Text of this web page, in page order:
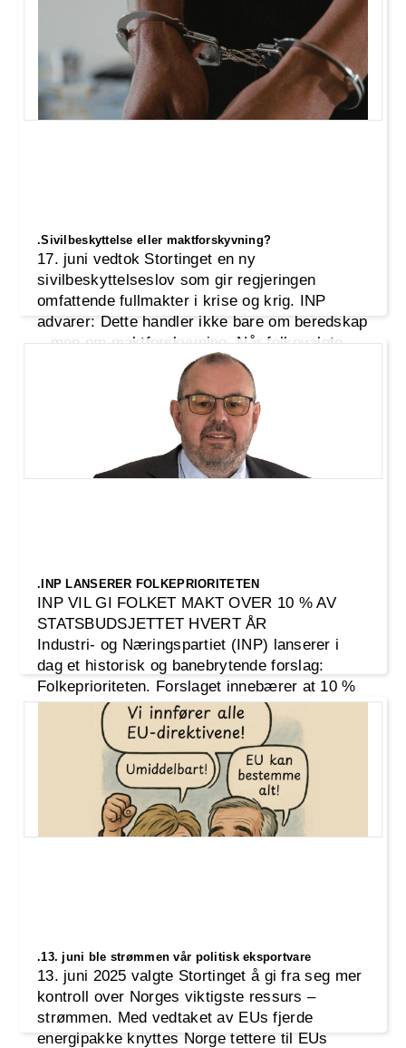
Dette er mer enn en seier for INP – det er en
seier for rettferdighet, likebehandling og tilliten
til demokratiet.
.Sivilbeskyttelse eller maktforskyvning?
17. juni vedtok Stortinget en ny
sivilbeskyttelseslov som gir regjeringen
omfattende fullmakter i krise og krig. INP
advarer: Dette handler ikke bare om beredskap
– men om maktforskyvning. Når folkevalgte
settes på sidelinjen og tiltak kan innføres uten
innsyn, står rettssikkerheten og demokratisk
.INP LANSERER FOLKEPRIORITETEN
INP VIL GI FOLKET MAKT OVER 10 % AV
STATSBUDSJETTET HVERT ÅR
Industri- og Næringspartiet (INP) lanserer i
dag et historisk og banebrytende forslag:
Folkeprioriteten. Forslaget innebærer at 10 %
av statsbudsjettet – tilsvarende rundt 200
milliarder kroner – skal fordeles direkte av
folket gjennom en årlig digital avstemning.
.13. juni ble strømmen vår politisk eksportvare
13. juni 2025 valgte Stortinget å gi fra seg mer
kontroll over Norges viktigste ressurs –
strømmen. Med vedtaket av EUs fjerde
energipakke knyttes Norge tettere til EUs